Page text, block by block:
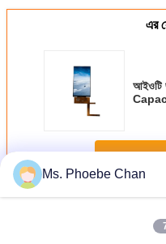
এর
আইওটি
অধিকটিএফটি এলসিডি ক্যাপ্যাসিটিভ
Ms. Phoebe Chan